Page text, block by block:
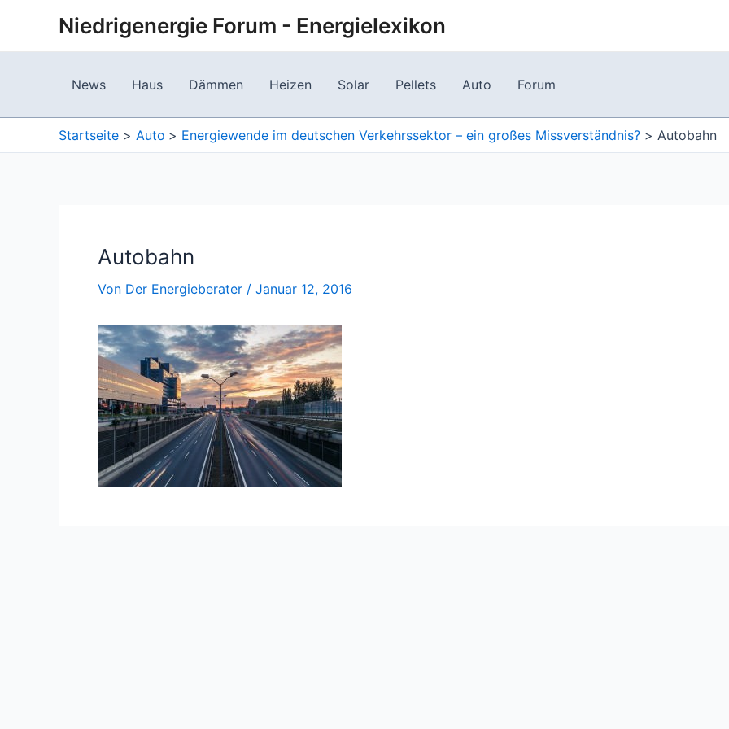
springen
Niedrigenergie Forum - Energielexikon
News Haus Dämmen Heizen Solar Pellets Auto Forum
Startseite Auto Energiewende im deutschen Verkehrssektor – ein großes Missverständnis? Autobahn
Autobahn
Von Der Energieberater / Januar 12, 2016